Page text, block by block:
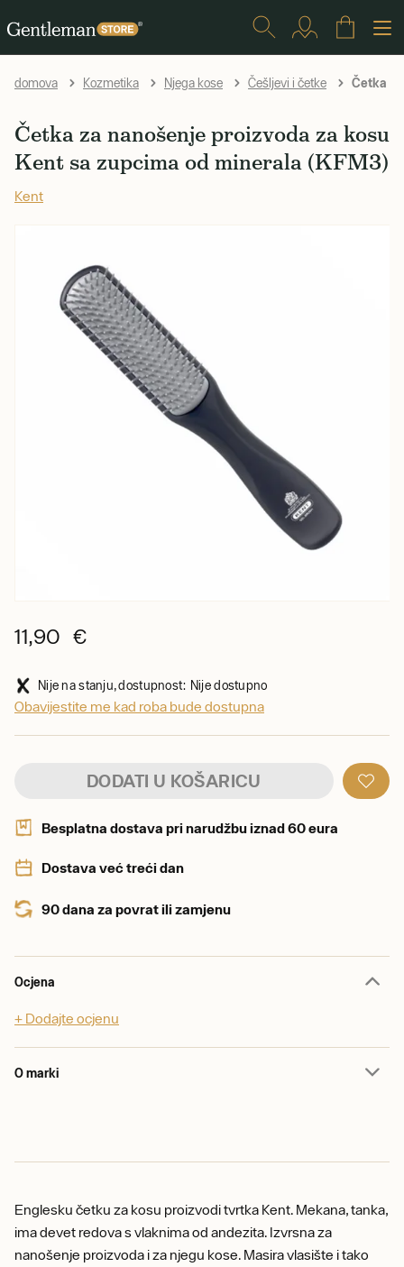
domova Kozmetika Njega kose Češljevi i četke Četka
Četka za nanošenje proizvoda za kosu
Kent sa zupcima od minerala (KFM3)
Kent
11,90 €
Nije na stanju, dostupnost: Nije dostupno
Obavijestite me kad roba bude dostupna
DODATI U KOŠARICU
Besplatna dostava pri narudžbu iznad 60 eura
Dostava već treći dan
90 dana za povrat ili zamjenu
Ocjena
+ Dodajte ocjenu
O marki
Englesku četku za kosu proizvodi tvrtka Kent. Mekana, tanka,
ima devet redova s vlaknima od andezita. Izvrsna za
nanošenje proizvoda i za njegu kose. Masira vlasište i tako